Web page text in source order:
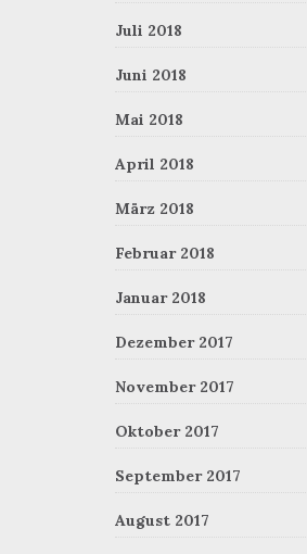
Juli 2018
Juni 2018
Mai 2018
April 2018
März 2018
Februar 2018
Januar 2018
Dezember 2017
November 2017
Oktober 2017
September 2017
August 2017